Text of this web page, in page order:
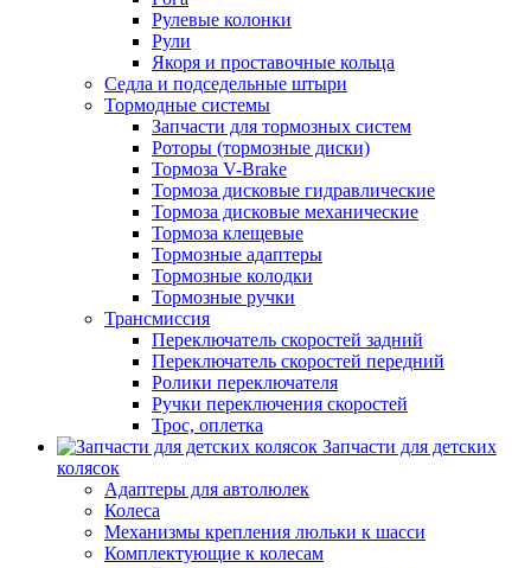
Рулевые колонки
Рули
Якоря и проставочные кольца
Седла и подседельные штыри
Тормодные системы
Запчасти для тормозных систем
Роторы (тормозные диски)
Тормоза V-Brake
Тормоза дисковые гидравлические
Тормоза дисковые механические
Тормоза клещевые
Тормозные адаптеры
Тормозные колодки
Тормозные ручки
Трансмиссия
Переключатель скоростей задний
Переключатель скоростей передний
Ролики переключателя
Ручки переключения скоростей
Трос, оплетка
Запчасти для детских
колясок
Адаптеры для автолюлек
Колеса
Механизмы крепления люльки к шасси
Комплектующие к колесам